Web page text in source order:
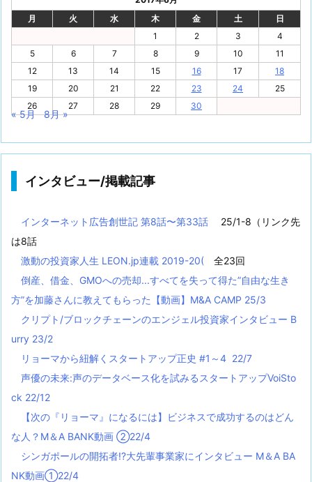
月
火 水 木 金 土
日
1
2 3
4
5
6 7 8 9 10
11
12
13 14 15 16 17
18
19
20 21 22 23 24
25
26
27 28 29 30
« 5月 8月 »
インタビュー/掲載記事
インターネット広告創世記 第8話〜第33話
25/1-8（リンク先
は8話
激動の投資家人生 LEON.jp連載 2019-20(
全23回
倒産、借金、GMOへの売却...すべてを失って得た”自由な生き
方”を加藤さんに教えてもらった【動画】M&A CAMP 25/3
クリプト/ブロックチェーンのエンジェル投資家インタビュー B
urry 23/2
リョーマから紐解くスタートアップ正史 #1～4 22/7
声優の未来:声のデータベース化を試みるスタートアップVoiSto
ck 22/12
【次の『リョーマ』になるには】ビジネスで成功するのはどん
な人？M＆A BANK動画 ②22/4
シンガポールの開拓者!?大先輩事業家にインタビュー M＆A BA
NK動画①22/4